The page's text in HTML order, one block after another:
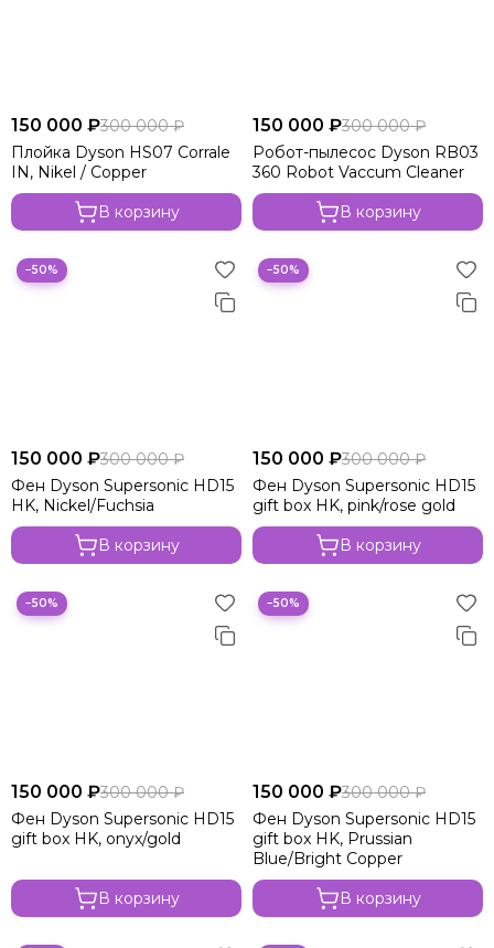
150 000 ₽300 000 ₽
Плойка Dyson HS07 Corrale
IN, Nikel / Copper
В корзину
150 000 ₽300 000 ₽
Робот-пылесос Dyson RB03
360 Robot Vaccum Cleaner
В корзину
−50%
150 000 ₽300 000 ₽
Фен Dyson Supersonic HD15
HK, Nickel/Fuchsia
В корзину
−50%
150 000 ₽300 000 ₽
Фен Dyson Supersonic HD15
gift box HK, pink/rose gold
В корзину
−50%
150 000 ₽300 000 ₽
Фен Dyson Supersonic HD15
gift box HK, onyx/gold
В корзину
−50%
150 000 ₽300 000 ₽
Фен Dyson Supersonic HD15
gift box HK, Prussian
Blue/Bright Copper
В корзину